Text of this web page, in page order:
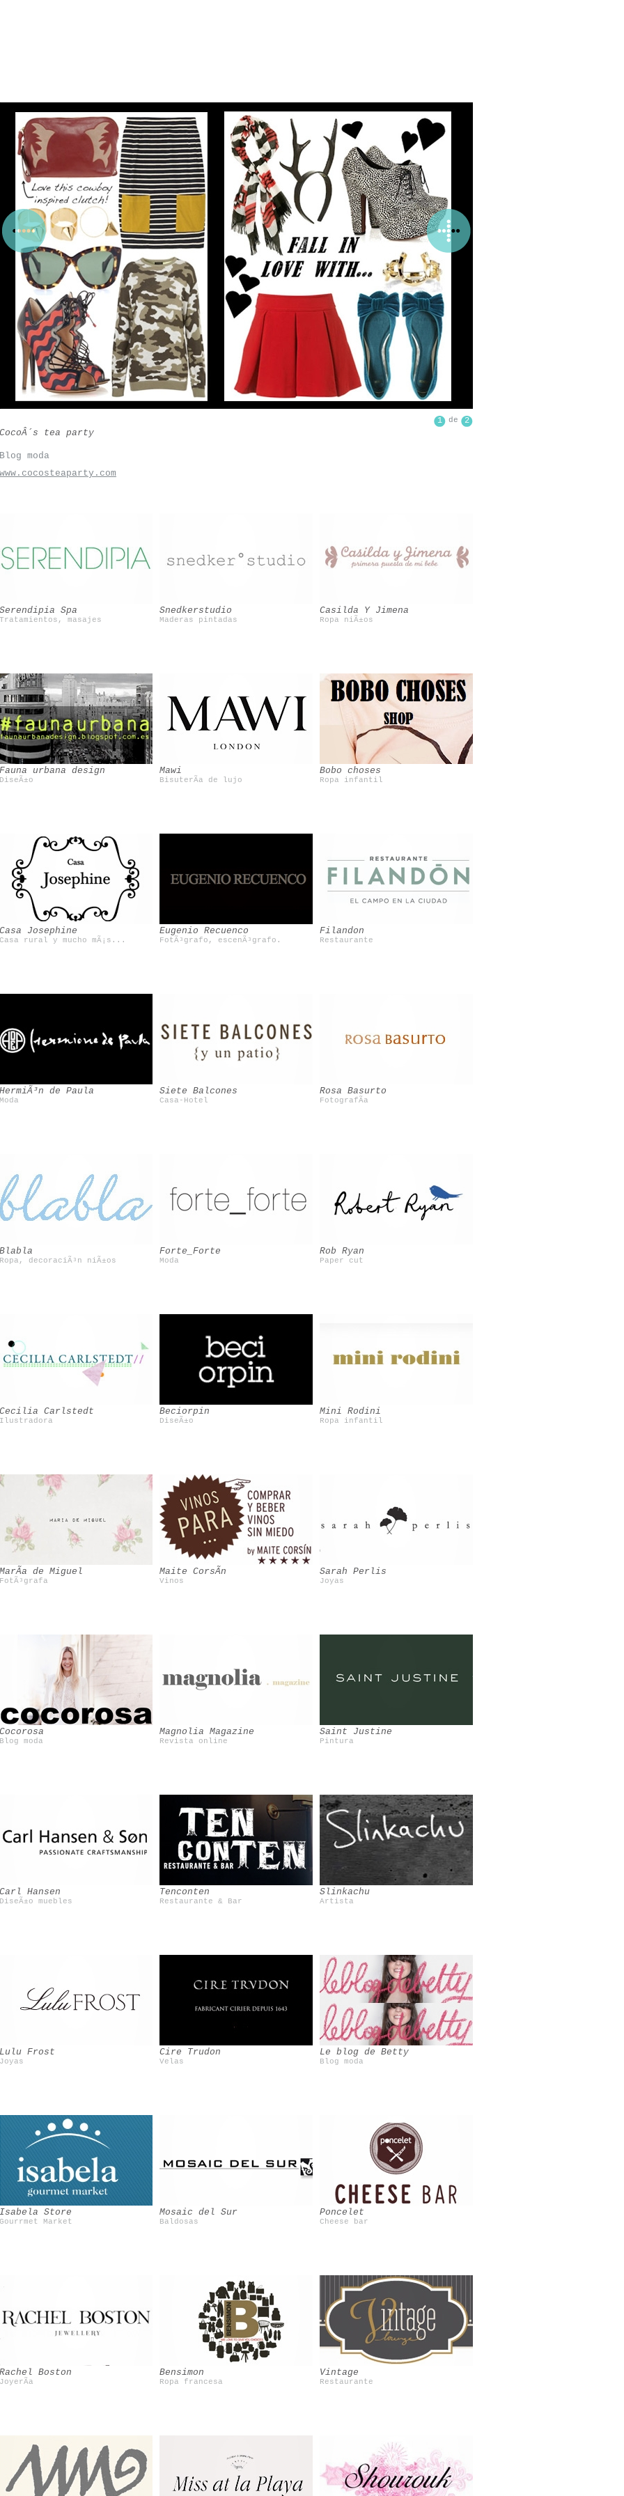
2
de
1
CocoÂ´s tea party
Blog moda
www.cocosteaparty.com
Serendipia Spa
Tratamientos, masajes
Snedkerstudio
Maderas pintadas
Casilda Y Jimena
Casilda Y Jimena
Ropa niÃ±os
Fauna urbana design
DiseÃ±o
Mawi
BisuterÃ­a de lujo
Bobo choses
Bobo choses
Ropa infantil
Casa Josephine
Casa rural y mucho mÃ¡s...
Eugenio Recuenco
FotÃ³grafo, escenÃ³grafo.
Filandon
Filandon
Restaurante
HermiÃ³n de Paula
Moda
Siete Balcones
Casa-Hotel
Rosa Basurto
Rosa Basurto
FotografÃ­a
Blabla
Ropa, decoraciÃ³n niÃ±os
Forte_Forte
Moda
Rob Ryan
Rob Ryan
Paper cut
Cecilia Carlstedt
Ilustradora
Beciorpin
DiseÃ±o
Mini Rodini
Mini Rodini
Ropa infantil
MarÃ­a de Miguel
FotÃ³grafa
Maite CorsÃ­n
Vinos
Sarah Perlis
Sarah Perlis
Joyas
Cocorosa
Blog moda
Magnolia Magazine
Revista online
Saint Justine
Saint Justine
Pintura
Carl Hansen
DiseÃ±o muebles
Tenconten
Restaurante & Bar
Slinkachu
Slinkachu
Artista
Lulu Frost
Joyas
Cire Trudon
Velas
Le blog de Betty
Le blog de Betty
Blog moda
Isabela Store
Gourrmet Market
Mosaic del Sur
Baldosas
Poncelet
Poncelet
Cheese bar
Rachel Boston
JoyerÃ­a
Bensimon
Ropa francesa
Vintage
Vintage
Restaurante
Shourouk